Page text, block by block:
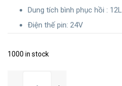
Dung tích bình phục hồi : 12L
Điện thế pin: 24V
1000 in stock